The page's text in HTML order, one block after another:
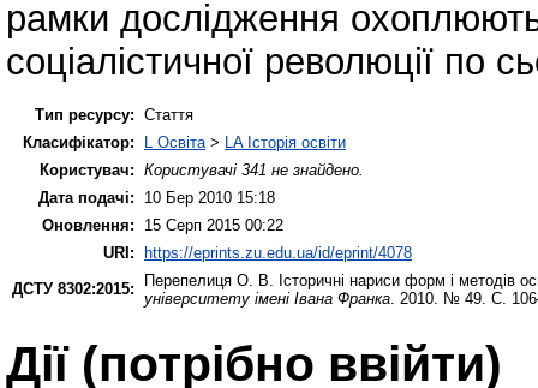
рамки дослідження
соціалістичної революції по
Тип ресурсу: Стаття
Класифікатор:
L Освіта > LA Історія освіти
Користувач: Користувачі 341 не знайдено.
Дата подачі:
10 Бер 2010 15:18
Оновлення:
15 Серп 2015 00:22
URI: https://eprints.zu.edu.ua/id/eprint/4078
ДСТУ 8302:2015:
Перепелиця О. В.
Історичні нариси форм і методів
університету імені Івана Франка . 2010. № 49. С.
Дії ​​(потрібно ввійти)